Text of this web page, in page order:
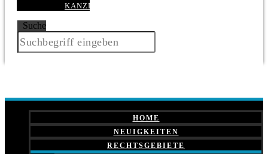
KANZLEI
Suche
HOME
NEUIGKEITEN
RECHTSGEBIETE